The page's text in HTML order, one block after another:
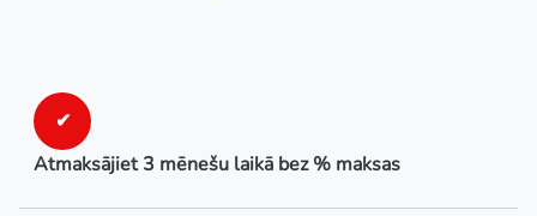
✔
Atmaksājiet 3 mēnešu laikā bez % maksas